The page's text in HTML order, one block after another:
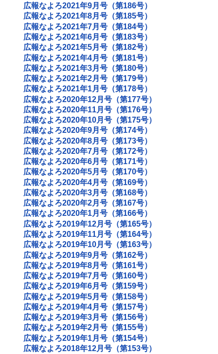
広報なよろ2021年9月号（第186号）
広報なよろ2021年8月号（第185号）
広報なよろ2021年7月号（第184号）
広報なよろ2021年6月号（第183号）
広報なよろ2021年5月号（第182号）
広報なよろ2021年4月号（第181号）
広報なよろ2021年3月号（第180号）
広報なよろ2021年2月号（第179号）
広報なよろ2021年1月号（第178号）
広報なよろ2020年12月号（第177号）
広報なよろ2020年11月号（第176号）
広報なよろ2020年10月号（第175号）
広報なよろ2020年9月号（第174号）
広報なよろ2020年8月号（第173号）
広報なよろ2020年7月号（第172号）
広報なよろ2020年6月号（第171号）
広報なよろ2020年5月号（第170号）
広報なよろ2020年4月号（第169号）
広報なよろ2020年3月号（第168号）
広報なよろ2020年2月号（第167号）
広報なよろ2020年1月号（第166号）
広報なよろ2019年12月号（第165号）
広報なよろ2019年11月号（第164号）
広報なよろ2019年10月号（第163号）
広報なよろ2019年9月号（第162号）
広報なよろ2019年8月号（第161号）
広報なよろ2019年7月号（第160号）
広報なよろ2019年6月号（第159号）
広報なよろ2019年5月号（第158号）
広報なよろ2019年4月号（第157号）
広報なよろ2019年3月号（第156号）
広報なよろ2019年2月号（第155号）
広報なよろ2019年1月号（第154号）
広報なよろ2018年12月号（第153号）